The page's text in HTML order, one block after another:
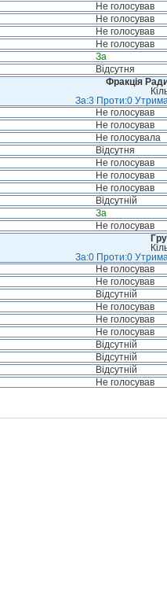
Не голосував
Не голосував
Не голосував
Не голосував
За
Відсутня
Фракція
За:3 Проти:0
Не голосував
Не голосував
Не голосувала
Відсутня
Не голосував
Не голосував
Не голосував
Відсутній
За
Не голосував
За:0 Проти:0
Не голосував
Не голосував
Відсутній
Не голосував
Не голосував
Не голосував
Відсутній
Відсутній
Відсутній
Не голосував